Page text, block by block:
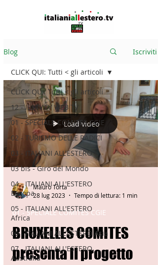
Blog Iscriviti
CLICK QUI: Tutti < gli articoli
12 - IESTV.TV WEB TV
01 - SPECIALE COMITES CGIE
02 - TURISMO DELLE RADICI
03 - ITALIANI ALL'ESTERO
03 bis - Giro del Mondo
04 - ITALIANI ALL'ESTERO
Europa
05 - ITALIANI ALL'ESTERO
Africa
06 - ITALIANI ALL'ESTERO Asia
07 - ITALIANI ALL'ESTERO
Australia
CLICK QUI: Tutti < gli articoli
Load video
Mauro Torta
28 lug 2023
Tempo di lettura: 1 min
01 - SPECIALE COMITES CGIE
BRUXELLES COMITES
presenta Il progetto